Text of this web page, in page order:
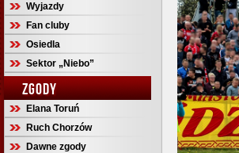
Wyjazdy
Fan cluby
Osiedla
Sektor „Niebo”
ZGODY
Elana Toruń
Ruch Chorzów
Dawne zgody